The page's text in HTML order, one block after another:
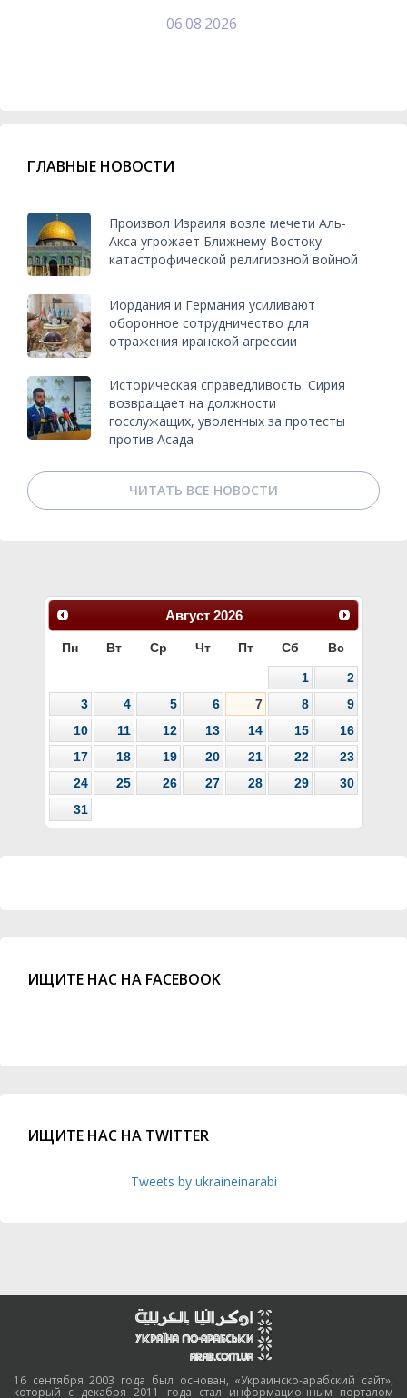
06.08.2026
ГЛАВНЫЕ НОВОСТИ
Произвол Израиля возле мечети Аль-
Акса угрожает Ближнему Востоку
катастрофической религиозной войной
Иордания и Германия усиливают
оборонное сотрудничество для
отражения иранской агрессии
Историческая справедливость: Сирия
возвращает на должности
госслужащих, уволенных за протесты
против Асада
ЧИТАТЬ ВСЕ НОВОСТИ
Август 2026
Пн Вт Ср Чт Пт Сб Вс
1
2
3
4 5 6 7 8
9
10
11 12 13 14 15
16
17
18 19 20 21 22
23
24
25 26 27 28 29
30
31
ИЩИТЕ НАС НА FACEBOOK
ИЩИТЕ НАС НА TWITTER
Tweets by ukraineinarabi
16 сентября 2003 года был основан, «Украинско-арабский сайт»,
который с декабря 2011 года стал информационным порталом